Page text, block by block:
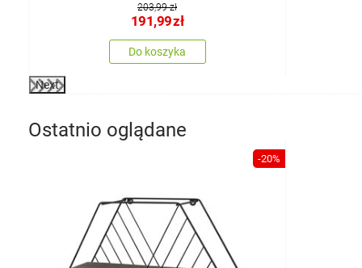
203,99 zł
191,99zł
Do koszyka
Next
Ostatnio oglądane
-20%